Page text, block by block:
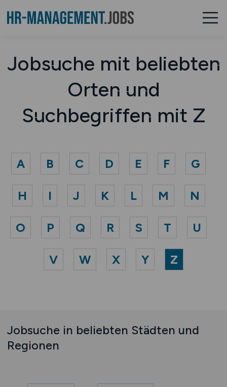
Jobsuche mit beliebten
Orten und
Suchbegriffen mit Z
A B C D E F G
H I J K L M N
O P Q R S T U
V W X Y Z
Jobsuche in beliebten Städten und
Regionen